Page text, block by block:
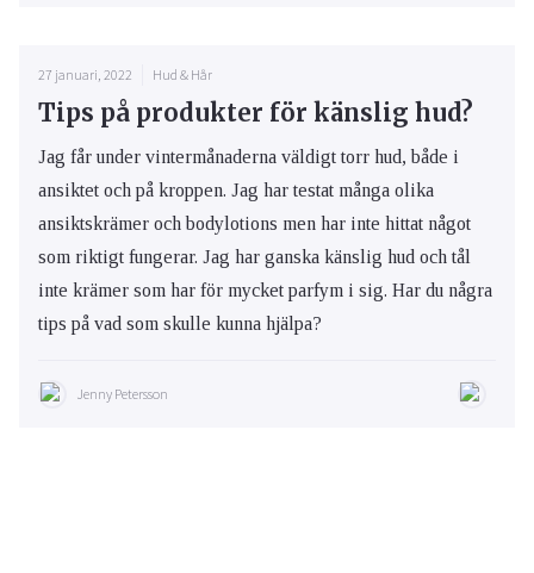
27 januari, 2022 Hud & Hår
Tips på produkter för känslig hud?
Jag får under vintermånaderna väldigt torr hud, både i
ansiktet och på kroppen. Jag har testat många olika
ansiktskrämer och bodylotions men har inte hittat något
som riktigt fungerar. Jag har ganska känslig hud och tål
inte krämer som har för mycket parfym i sig. Har du några
tips på vad som skulle kunna hjälpa?
Jenny Petersson